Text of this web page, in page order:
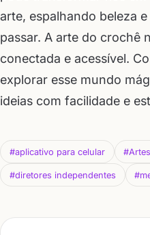
arte, espalhando beleza
passar. A arte do crochê
conectada e acessível.
explorar esse mundo
ideias com facilidade e
#aplicativo para celular
#diretores independentes